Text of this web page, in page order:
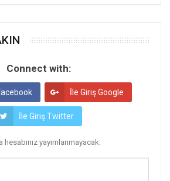
Connect with:
İle Giriş Google
İle Giriş Twitter
hesabınız yayımlanmayacak.